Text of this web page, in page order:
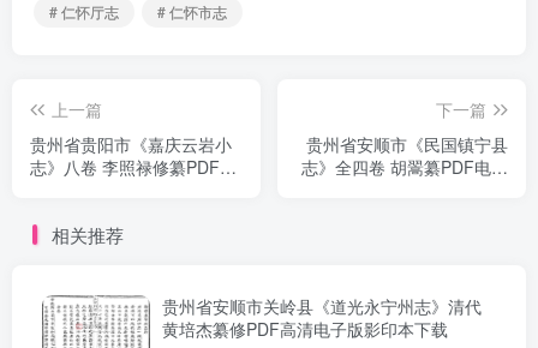
# 仁怀厅志
# 仁怀市志
上一篇
贵州省贵阳市《嘉庆云岩小
志》八卷 李照禄修纂PDF电
下一篇
贵州省安顺市《民国镇宁县
志》全四卷 胡翯纂PDF电子
相关推荐
贵州省安顺市关岭县《道光永宁州志》清代
黄培杰纂修PDF高清电子版影印本下载